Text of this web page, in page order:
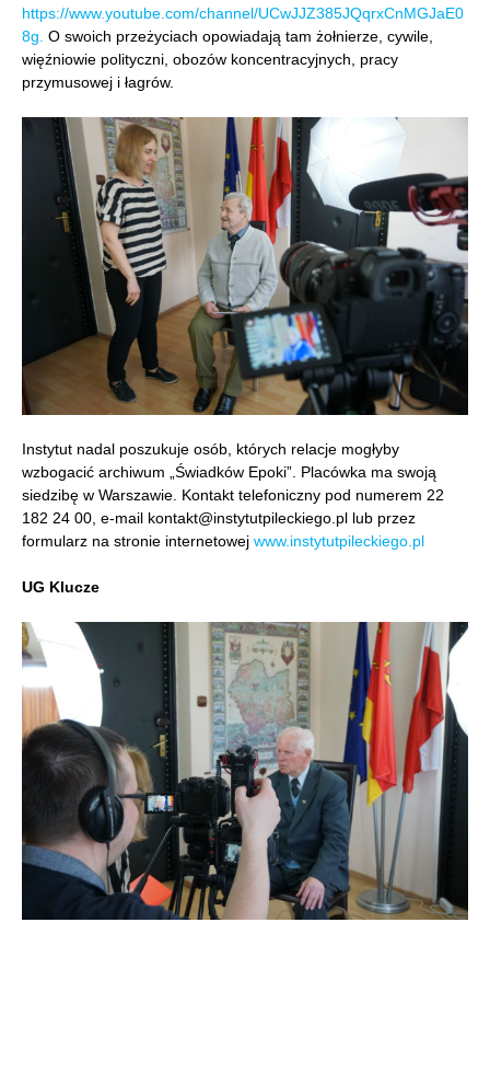
https://www.youtube.com/channel/UCwJJZ385JQqrxCnMGJaE0
8g. O swoich przeżyciach opowiadają tam żołnierze, cywile,
więźniowie polityczni, obozów koncentracyjnych, pracy
przymusowej i łagrów.
Instytut nadal poszukuje osób, których relacje mogłyby
wzbogacić archiwum „Świadków Epoki”. Placówka ma swoją
siedzibę w Warszawie. Kontakt telefoniczny pod numerem 22
182 24 00, e-mail kontakt@instytutpileckiego.pl lub przez
formularz na stronie internetowej www.instytutpileckiego.pl
UG Klucze